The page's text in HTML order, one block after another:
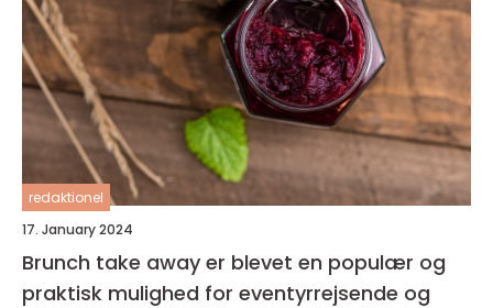
redaktionel
17. January 2024
Brunch take away er blevet en populær og
praktisk mulighed for eventyrrejsende og